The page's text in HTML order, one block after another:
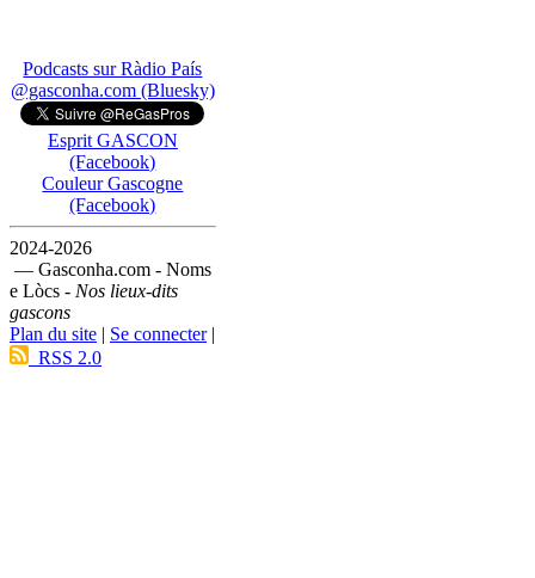
Podcasts sur Ràdio País
@gasconha.com (Bluesky)
Esprit GASCON
(Facebook)
Couleur Gascogne
(Facebook)
2024-2026
— Gasconha.com - Noms
e Lòcs - Nos lieux-dits
gascons
Plan du site | Se connecter|
RSS 2.0